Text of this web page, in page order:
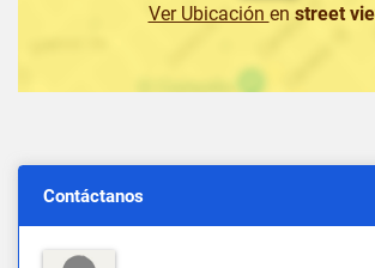
Ver Ubicación en street
Contáctanos